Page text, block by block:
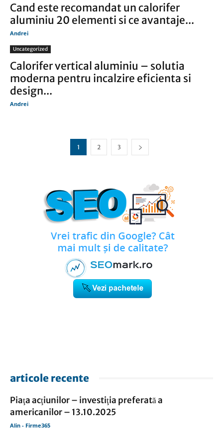
Cand este recomandat un calorifer
aluminiu 20 elementi si ce avantaje...
Andrei
Uncategorized
Calorifer vertical aluminiu – solutia
moderna pentru incalzire eficienta si
design...
Andrei
1 2 3
articole recente
Piaţa acţiunilor – investiţia preferată a
americanilor – 13.10.2025
Alin - Firme365